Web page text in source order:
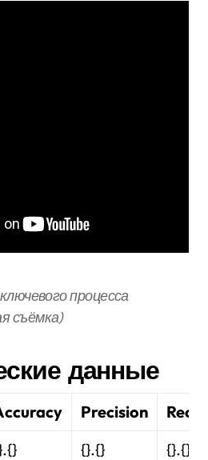
процесса
съёмка)
данные
Precision
{}.{}
{}.{}